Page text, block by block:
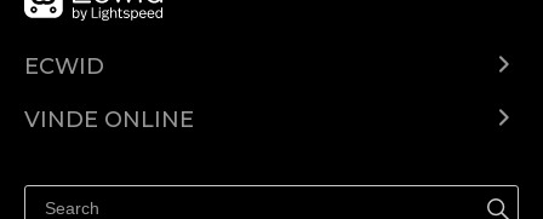
ECWID
Prețuri
VINDE ONLINE
Vinde pe Facebook